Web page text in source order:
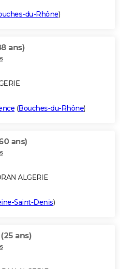
du-Rhône)
ans)
(Bouches-du-Rhône)
ans)
ALGERIE
Saint-Denis)
(25 ans)